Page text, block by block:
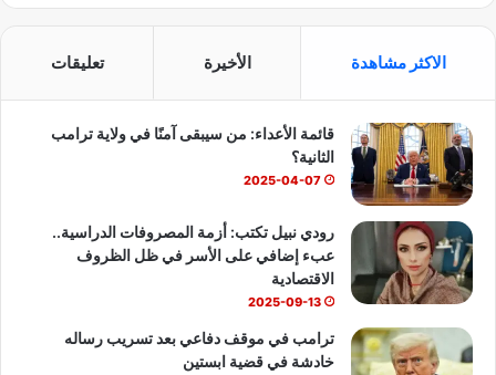
و
ك
T
u
e
ا
ب
الاكثر مشاهدة الأخيرة تعليقات
قائمة الأعداء: من سيبقى آمنًا في ولاية ترامب
الثانية؟
2025-04-07
رودي نبيل تكتب: أزمة المصروفات الدراسية..
عبء إضافي على الأسر في ظل الظروف
الاقتصادية
2025-09-13
ترامب في موقف دفاعي بعد تسريب رساله
خادشة في قضية ابستين